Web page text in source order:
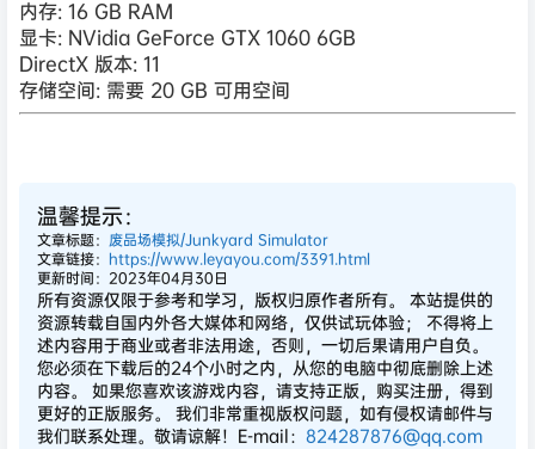
内存: 16 GB RAM
显卡: NVidia GeForce GTX 1060 6GB
DirectX 版本: 11
存储空间: 需要 20 GB 可用空间
温馨提示：
文章标题： 废品场模拟/Junkyard Simulator
文章链接： https://www.leyayou.com/3391.html
更新时间：2023年04月30日
所有资源仅限于参考和学习，版权归原作者所有。 本站提供的
资源转载自国内外各大媒体和网络，仅供试玩体验； 不得将上
述内容用于商业或者非法用途，否则，一切后果请用户自负。
您必须在下载后的24个小时之内，从您的电脑中彻底删除上述
内容。 如果您喜欢该游戏内容，请支持正版，购买注册，得到
更好的正版服务。 我们非常重视版权问题，如有侵权请邮件与
我们联系处理。敬请谅解！E-mail： 824287876@qq.com